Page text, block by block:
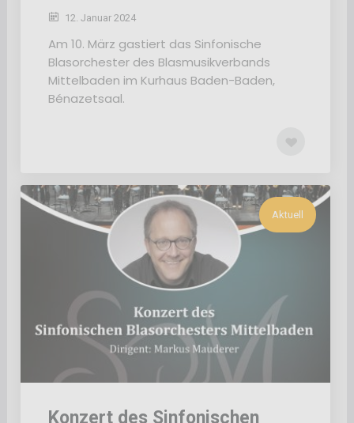
12. Januar 2024
Am 10. März gastiert das Sinfonische
Blasorchester des Blasmusikverbands
Mittelbaden im Kurhaus Baden-Baden,
Bénazetsaal.
Aktuell
Konzert des Sinfonischen